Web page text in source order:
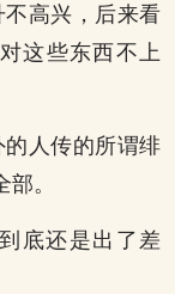
高兴，后来看
这些东西不上
人传的所谓绯
。
底还是出了差